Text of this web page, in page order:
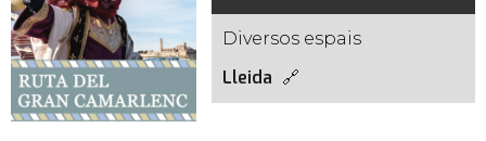
Diversos espais
Lleida